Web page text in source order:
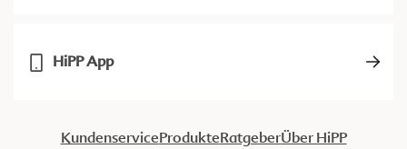
HiPP App
KundenserviceProdukteRatgeberÜber HiPP